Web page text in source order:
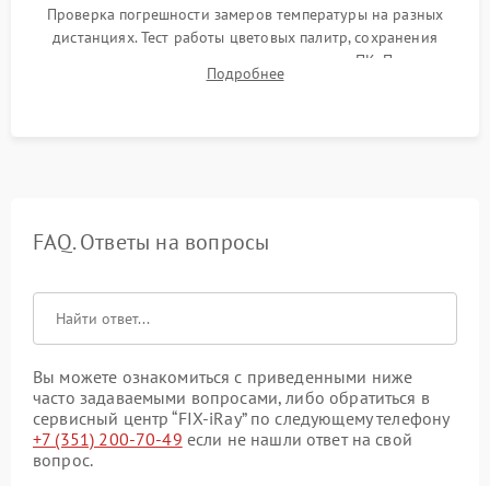
Проверка погрешности замеров температуры на разных
дистанциях. Тест работы цветовых палитр, сохранения
термограмм в память и передачи данных на ПК. Проверка
автономности работы и итоговый контроль качества.
Подробнее
FAQ. Ответы на вопросы
Вы можете ознакомиться с приведенными ниже
часто задаваемыми вопросами, либо обратиться в
сервисный центр “FIX-iRay” по следующему телефону
+7 (351) 200-70-49 если не нашли ответ на свой
вопрос.